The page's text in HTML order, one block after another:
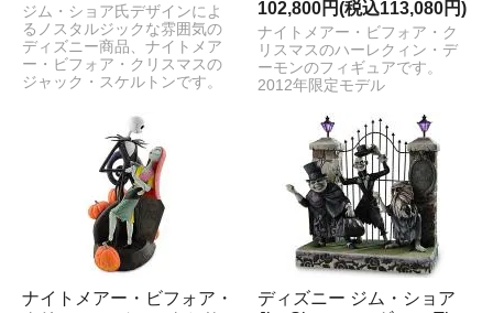
ジム・ショア氏デザインによ
るノスタルジックな雰囲気の
ディズニー商品、ナイトメア
ー・ビフォア・クリスマスの
ジャック・スケルトンです。
102,800円(税込113,080円)
ナイトメアー・ビフォア・ク
リスマスのハーレクィン・デ
ーモンのフィギュアです。
2012年限定モデル
ナイトメアー・ビフォア・
ディズニー ジム・ショア